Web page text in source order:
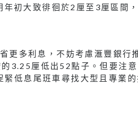
初大致徘徊於2厘至3厘區間
更多利息，不妨考慮滙豐銀行
3.25厘低出52點子。但要注意
低息尾班車尋找大型且專業的